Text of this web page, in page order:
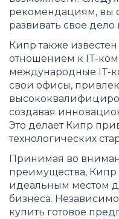
рекомендациям, вы
развивать свое
Кипр также
отношением к IT-
международные IT-
свои офисы,
создавая
Это делает Кипр
технологических
Принимая во
преимущества, Кипр
идеальным местом
бизнеса.
купить готовое